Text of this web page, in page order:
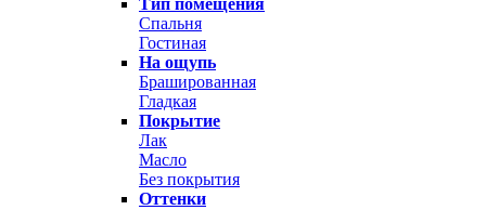
Тип помещения
Спальня
Гостиная
На ощупь
Брашированная
Гладкая
Покрытие
Лак
Масло
Без покрытия
Оттенки